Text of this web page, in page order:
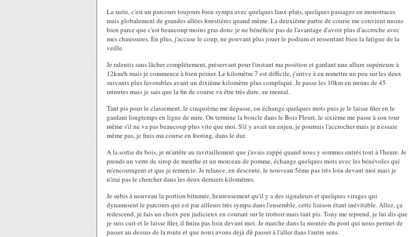
La suite, c'est un parcours toujours bien sympa avec quelques faux-plats, quelques passages en monotraces
mais globalement de grandes allées forestières quand même. La deuxième partie de course me convient moins
bien parce que c'est beaucoup moins gras donc je ne bénéficie pas de l'avantage d'avoir plus d'accroche avec
mes chaussures. En plus, j'accuse le coup, ne pouvant plus jouer le podium et ressentant bien la fatigue de la
veille.
Je ralentis sans lâcher complétement, préservant pour l'instant ma position et gardant une allure supérieure à
12km/h mais je commence à bien peiner. Le kilomètre 7 est difficile, j'arrive à en remettre un peu sur les deux
suivants plus favorables avant un dixième kilomètre plus compliqué. Je passe les 10km en moins de 45
minutes mais je sais que la fin de course va être très dure, au mental.
Tant pis pour le classement, le cinquième me dépasse, on échange quelques mots puis je le laisse filer en le
gardant longtemps en ligne de mire. On termine la boucle dans le Bois Fleuri, le sixième me passe à son tour
même s'il ne va pas beaucoup plus vite que moi. S'il y avait un enjeu, je pourrais l'accrocher mais je n'essaie
même pas, je finis ma course en footing, dans le dur.
A la sortie du bois, je m'arrête au ravitaillement que j'avais zappé quand nous y sommes entrés tout à l'heure. Je
prends un verre de sirop de menthe et un morceau de pomme, échange quelques mots avec les bénévoles qui
m'encouragent et que je remercie. Je relance, en descente, le nouveau 5ème pas très loin devant moi mais je
n'irai pas le chercher dans les deux derniers kilomètres.
Je subis à nouveau la portion bitumée, heureusement qu'il y a des signaleurs et quelques virages qui
dynamisent le parcours qui est par ailleurs très sympa dans l'ensemble, cette liaison étant inévitable. Allez, ça
redescend, je fais un choix peu judicieux en courant sur le trottoir mais tant pis. Tony me reprend, je lui dis que
je suis cuit et le laisse filer, il finira pas loin devant moi. Je marche dans la montée du pont qui nous permet de
passer au-dessus de la route et que nous avons déjà dû passer à l'aller dans l'autre sens.